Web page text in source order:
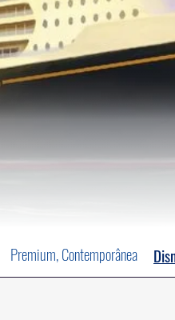
Premium, Contemporânea